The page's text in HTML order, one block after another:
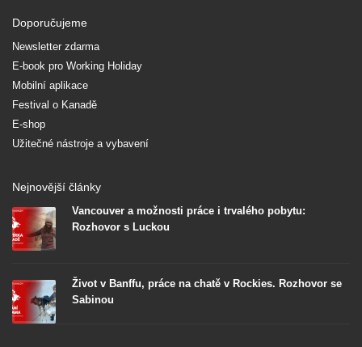
Doporučujeme
Newsletter zdarma
E-book pro Working Holiday
Mobilní aplikace
Festival o Kanadě
E-shop
Užitečné nástroje a vybavení
Nejnovější články
Vancouver a možnosti práce i trvalého pobytu:
Rozhovor s Luckou
Život v Banffu, práce na chatě v Rockies. Rozhovor se
Sabinou